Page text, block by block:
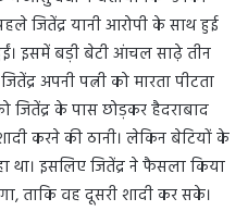
जितेंद्र यानी आरोपी के साथ हुई
इसमें बड़ी बेटी आंचल साढ़े तीन
अपनी पत्नी को मारता पीटता
जितेंद्र के पास छोड़कर हैदराबाद
करने की ठानी। लेकिन बेटियों के
था। इसलिए जितेंद्र ने फैसला किया
ताकि वह दूसरी शादी कर सके।